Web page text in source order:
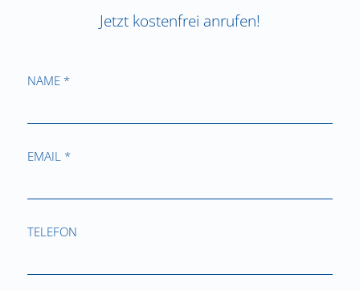
Jetzt kostenfrei anrufen!
NAME *
EMAIL *
TELEFON